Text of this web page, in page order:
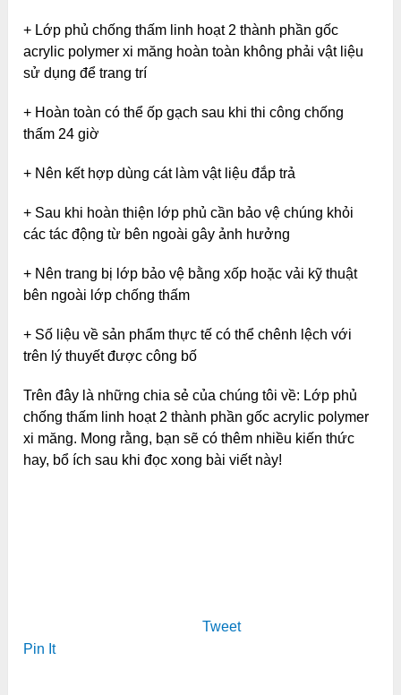
+ Lớp phủ chống thấm linh hoạt 2 thành phần gốc
acrylic polymer xi măng hoàn toàn không phải vật liệu
sử dụng để trang trí
+ Hoàn toàn có thể ốp gạch sau khi thi công chống
thấm 24 giờ
+ Nên kết hợp dùng cát làm vật liệu đắp trả
+ Sau khi hoàn thiện lớp phủ cần bảo vệ chúng khỏi
các tác động từ bên ngoài gây ảnh hưởng
+ Nên trang bị lớp bảo vệ bằng xốp hoặc vải kỹ thuật
bên ngoài lớp chống thấm
+ Số liệu về sản phẩm thực tế có thể chênh lệch với
trên lý thuyết được công bố
Trên đây là những chia sẻ của chúng tôi về: Lớp phủ
chống thấm linh hoạt 2 thành phần gốc acrylic polymer
xi măng. Mong rằng, bạn sẽ có thêm nhiều kiến thức
hay, bổ ích sau khi đọc xong bài viết này!
Tweet
Pin It